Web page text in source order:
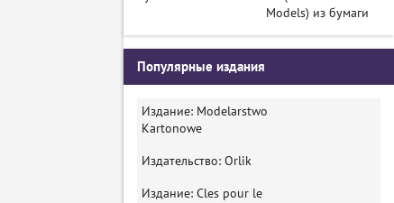
Models) из бумаги
Популярные издания
Издание: Modelarstwo
Kartonowe
Издательство: Orlik
Издание: Cles pour le